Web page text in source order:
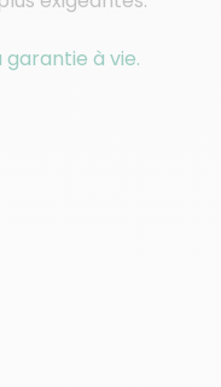
à vie.